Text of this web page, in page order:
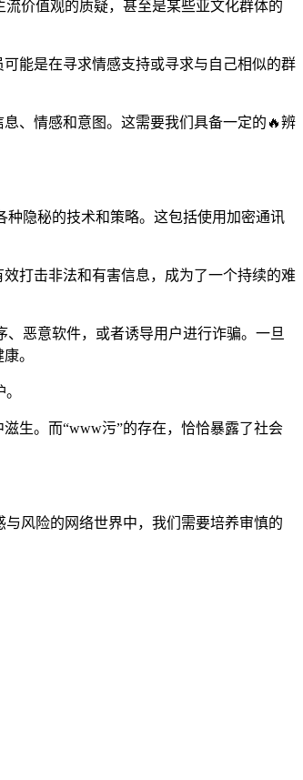
价值观的质疑，甚至是某些亚文化群体的
能是在寻求情感支持或寻求与自己相似的群
、情感和意图。这需要我们具备一定的🔥辨
种隐秘的技术和策略。这包括使用加密通讯
打击非法和有害信息，成为了一个持续的难
恶意软件，或者诱导用户进行诈骗。一旦
。
生。而“www污”的存在，恰恰暴露了社会
风险的网络世界中，我们需要培养审慎的